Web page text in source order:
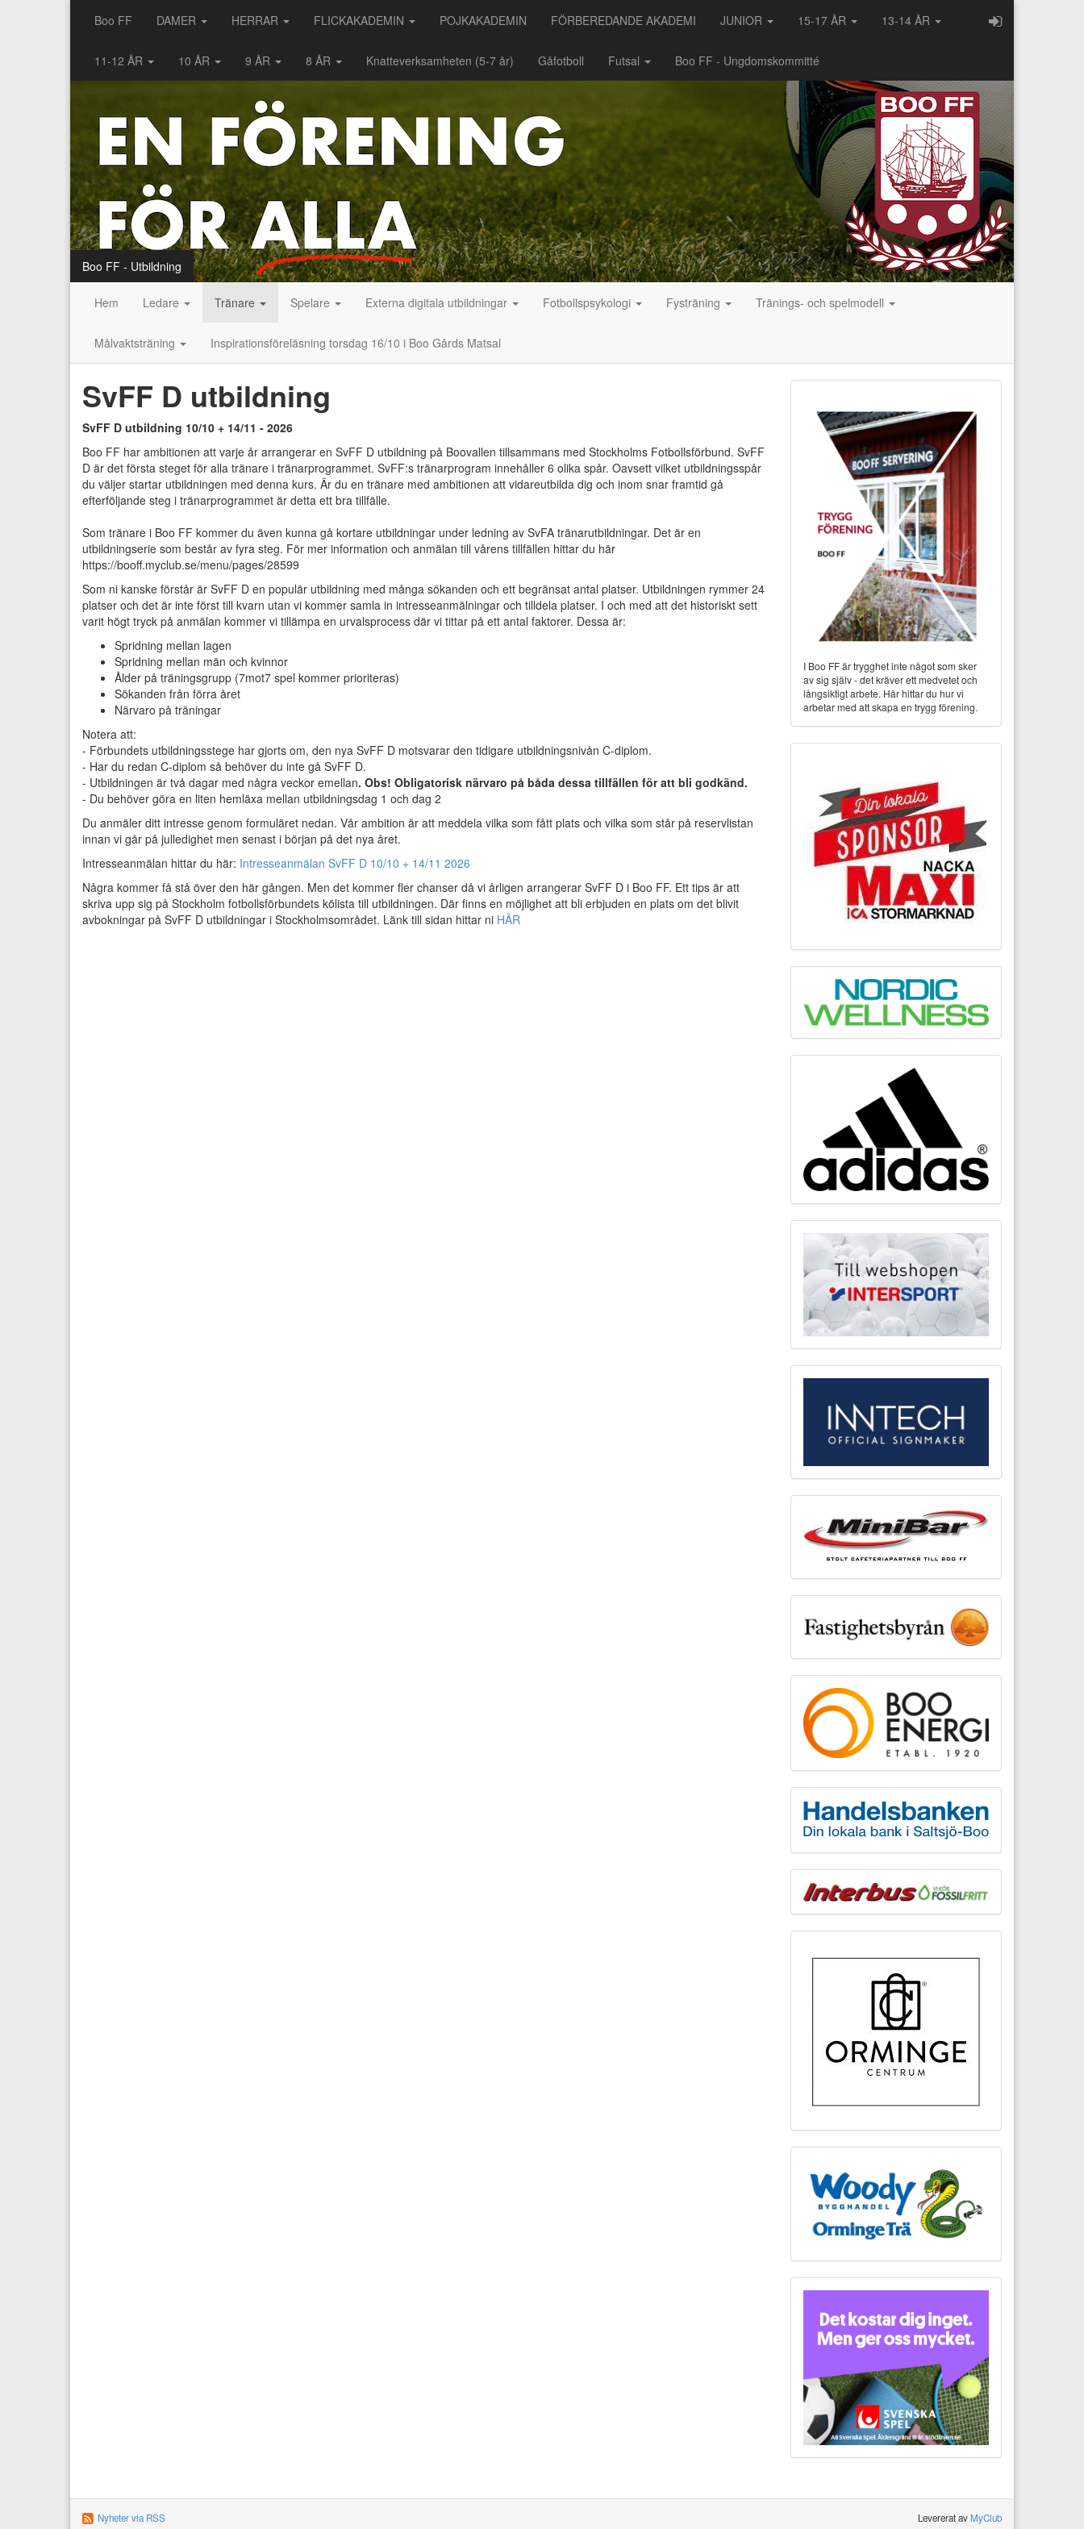
Boo FF DAMER HERRAR FLICKAKADEMIN POJKAKADEMIN FÖRBEREDANDE AKADEMI JUNIOR 15-17 ÅR 13-14 ÅR
11-12 ÅR 10 ÅR 9 ÅR 8 ÅR Knatteverksamheten (5-7 år) Gåfotboll Futsal Boo FF - Ungdomskommitté
Boo FF - Utbildning
Hem Ledare Tränare Spelare Externa digitala utbildningar Fotbollspsykologi Fysträning Tränings- och spelmodell
Målvaktsträning Inspirationsföreläsning torsdag 16/10 i Boo Gårds Matsal
SvFF D utbildning
SvFF D utbildning 10/10 + 14/11 - 2026
Boo FF har ambitionen att varje år arrangerar en SvFF D utbildning på Boovallen tillsammans med Stockholms Fotbollsförbund. SvFF
D är det första steget för alla tränare i tränarprogrammet. SvFF:s tränarprogram innehåller 6 olika spår. Oavsett vilket utbildningsspår
du väljer startar utbildningen med denna kurs. Är du en tränare med ambitionen att vidareutbilda dig och inom snar framtid gå
efterföljande steg i tränarprogrammet är detta ett bra tillfälle.
Som tränare i Boo FF kommer du även kunna gå kortare utbildningar under ledning av SvFA tränarutbildningar. Det är en
utbildningserie som består av fyra steg. För mer information och anmälan till vårens tillfällen hittar du här
https://booff.myclub.se/menu/pages/28599
Som ni kanske förstår är SvFF D en populär utbildning med många sökanden och ett begränsat antal platser. Utbildningen rymmer 24
platser och det är inte först till kvarn utan vi kommer samla in intresseanmälningar och tilldela platser. I och med att det historiskt sett
varit högt tryck på anmälan kommer vi tillämpa en urvalsprocess där vi tittar på ett antal faktorer. Dessa är:
Spridning mellan lagen
Spridning mellan män och kvinnor
Ålder på träningsgrupp (7mot7 spel kommer prioriteras)
Sökanden från förra året
Närvaro på träningar
Notera att:
- Förbundets utbildningsstege har gjorts om, den nya SvFF D motsvarar den tidigare utbildningsnivån C-diplom.
- Har du redan C-diplom så behöver du inte gå SvFF D.
- Utbildningen är två dagar med några veckor emellan. Obs! Obligatorisk närvaro på båda dessa tillfällen för att bli godkänd.
- Du behöver göra en liten hemläxa mellan utbildningsdag 1 och dag 2
Du anmäler ditt intresse genom formuläret nedan. Vår ambition är att meddela vilka som fått plats och vilka som står på reservlistan
innan vi går på julledighet men senast i början på det nya året.
Intresseanmälan hittar du här: Intresseanmälan SvFF D 10/10 + 14/11 2026
Några kommer få stå över den här gången. Men det kommer fler chanser då vi årligen arrangerar SvFF D i Boo FF. Ett tips är att
skriva upp sig på Stockholm fotbollsförbundets kölista till utbildningen. Där finns en möjlighet att bli erbjuden en plats om det blivit
avbokningar på SvFF D utbildningar i Stockholmsområdet. Länk till sidan hittar ni HÄR
I Boo FF är trygghet inte något som sker
av sig själv - det kräver ett medvetet och
långsiktigt arbete. Här hittar du hur vi
arbetar med att skapa en trygg förening.
Nyheter via RSS Levererat avMyClub